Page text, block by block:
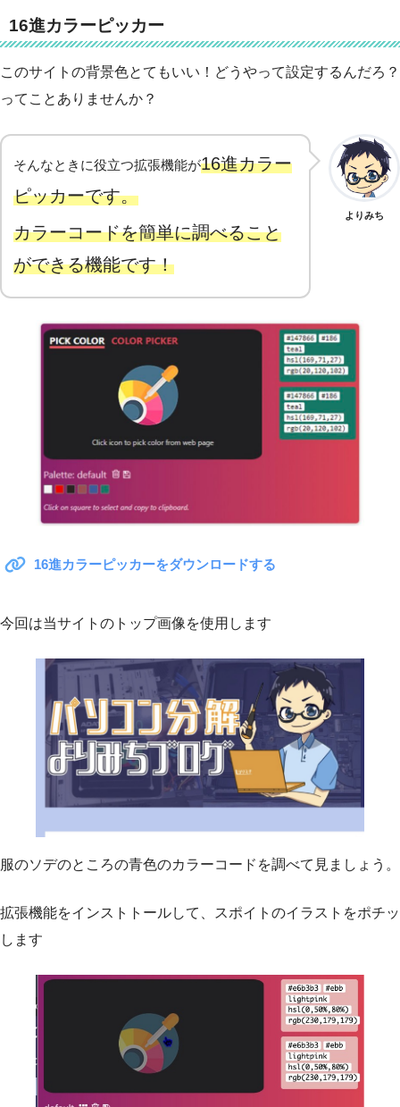
16進カラーピッカー
このサイトの背景色とてもいい！どうやって設定するんだろ？
ってことありませんか？
そんなときに役立つ拡張機能が16進カラー
ピッカーです。
カラーコードを簡単に調べること
ができる機能です！
よりみち
16進カラーピッカーをダウンロードする
今回は当サイトのトップ画像を使用します
服のソデのところの青色のカラーコードを調べて見ましょう。
拡張機能をインストトールして、スポイトのイラストをポチッ
します